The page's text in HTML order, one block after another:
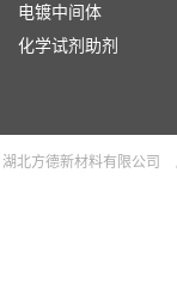
电镀中间体
化学试剂助剂
湖北方德新材料有限公司